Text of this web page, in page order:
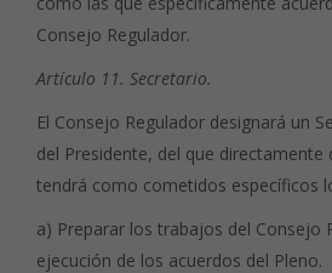
Consejo Regulador.
Artículo 11. Secretario.
El Consejo Regulador designará un
del Presidente, del que directamente
tendrá como cometidos específicos
a) Preparar los trabajos del Consejo
ejecución de los acuerdos del Pleno.